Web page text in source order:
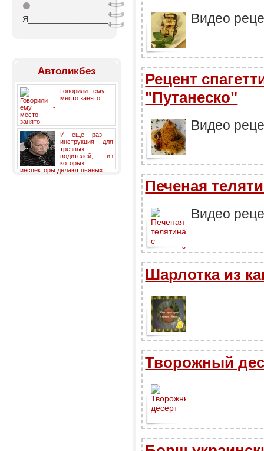
⚫
Я_________________
Автоликбез
Говорили ему -
место занято!
И еще раз –
инструкция для
трезвых
водителей, из
которых
инспекторы делают пьяных
Видео
Рецент
"Путанеско"
Видео
Печеная
Видео
Шарлотка из
Творожный